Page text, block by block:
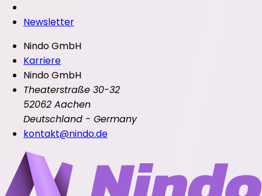
Newsletter
Nindo GmbH
Karriere
Nindo GmbH
Theaterstraße 30-32
52062 Aachen
Deutschland - Germany
kontakt@nindo.de